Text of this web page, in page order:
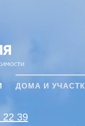
ДОМА И
22 39